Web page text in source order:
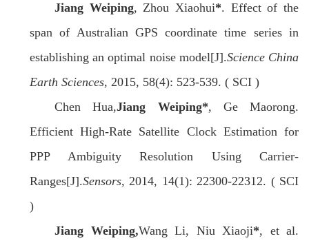
Jiang Weiping, Zhou Xiaohui*. Effect of the
span of Australian GPS coordinate time series in
establishing an optimal noise model[J].Science China
Earth Sciences, 2015, 58(4): 523-539. ( SCI )
Chen Hua,Jiang Weiping*, Ge Maorong.
Efficient High-Rate Satellite Clock Estimation for
PPP Ambiguity Resolution Using Carrier-
Ranges[J].Sensors, 2014, 14(1): 22300-22312. ( SCI
)
Jiang Weiping,Wang Li, Niu Xiaoji*, et al.